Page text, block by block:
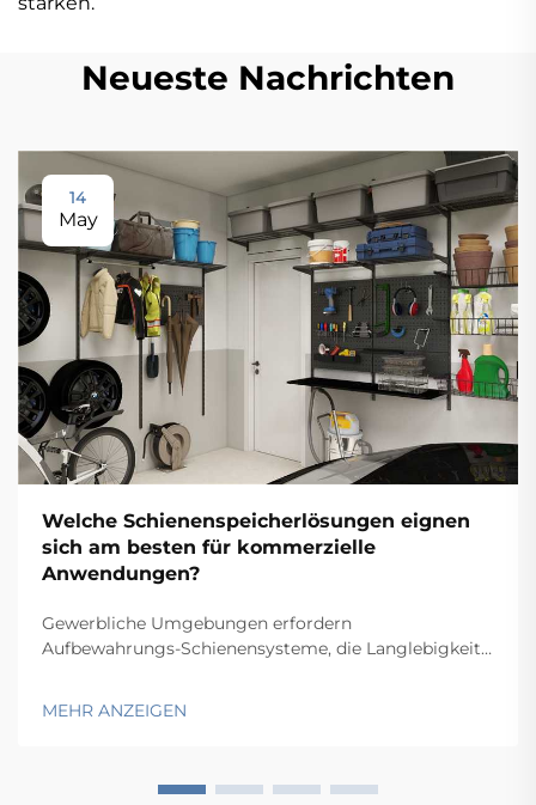
Neueste Nachrichten
14
May
Welche Schienenspeicherlösungen eignen
sich am besten für kommerzielle
Anwendungen?
Gewerbliche Umgebungen erfordern
Aufbewahrungs-Schienensysteme, die Langlebigkeit,
Anforderungen erfüllen. Von Lagern und
MEHR ANZEIGEN